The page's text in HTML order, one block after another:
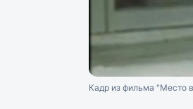
Кадр из фильма "Место